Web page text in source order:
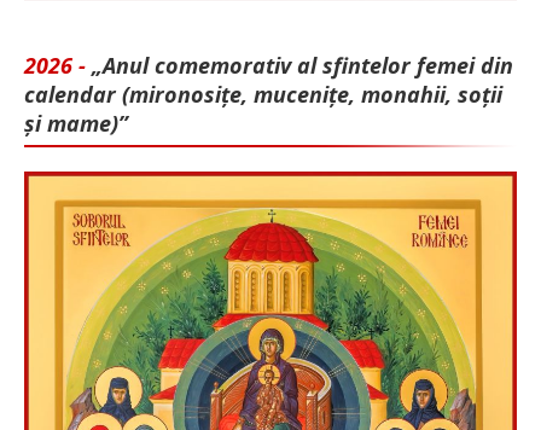
2026 - „Anul comemorativ al sfintelor femei din
calendar (mironosițe, mu­cenițe, monahii, soții
și mame)”